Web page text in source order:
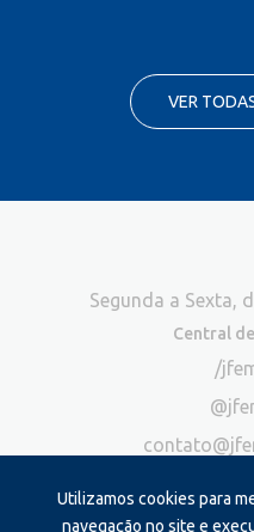
VER
Utilizamos cookies para
navegação no site e
Segunda a Sexta,
Central
/